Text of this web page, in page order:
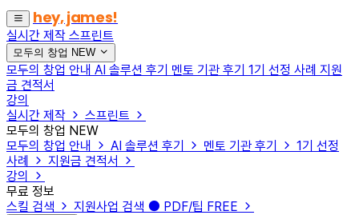
hey, james!
실시간 제작 스프린트
모두의 창업 NEW
모두의 창업 안내 AI 솔루션 후기 멘토 기관 후기 1기 선정 사례 지원
금 견적서
강의
실시간 제작
스프린트
모두의 창업 NEW
모두의 창업 안내
AI 솔루션 후기 멘토 기관 후기
1기 선정
사례
지원금 견적서
강의
무료 정보
스킬 검색
지원사업 검색 PDF/팁 FREE